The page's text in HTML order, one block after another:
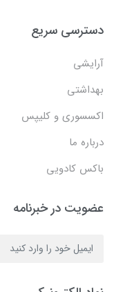
دسترسی سریع
آرایشی
بهداشتی
اکسسوری و کلیپس
درباره ما
باکس کادویی
عضویت در خبرنامه